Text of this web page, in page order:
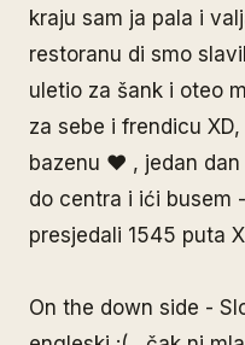
kraju sam ja pala i
restoranu di smo
uletio za šank i oteo
za sebe i frendicu
bazenu ♥ , jedan
do centra i ići busem
presjedali 1545 puta
On the down side -